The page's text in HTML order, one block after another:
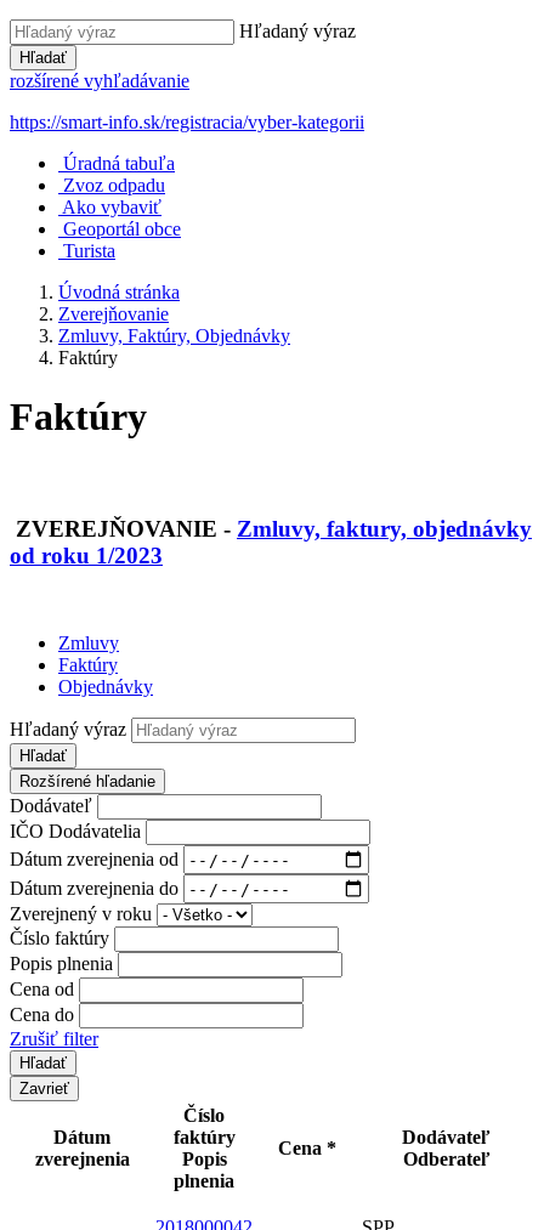
Hľadaný výraz
Hľadať
rozšírené vyhľadávanie
https://smart-info.sk/registracia/vyber-kategorii
Úradná tabuľa
Zvoz odpadu
Ako vybaviť
Geoportál obce
Turista
Úvodná stránka
Zverejňovanie
Zmluvy, Faktúry, Objednávky
Faktúry
Faktúry
ZVEREJŇOVANIE - Zmluvy, faktury, objednávky
od roku 1/2023
Zmluvy
Faktúry
Objednávky
Hľadaný výraz
Hľadať
Rozšírené hľadanie
Dodávateľ
IČO Dodávatelia
Dátum zverejnenia od
Dátum zverejnenia do
Zverejnený v roku
Číslo faktúry
Popis plnenia
Cena od
Cena do
Zrušiť filter
Zavrieť
Dátum
zverejnenia
Číslo
faktúry
Popis
plnenia
Cena *
Dodávateľ
Odberateľ